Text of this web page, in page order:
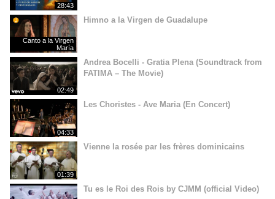
28:43
Canto a la Virgen
María
Himno a la Virgen de Guadalupe
02:49
Andrea Bocelli - Gratia Plena (Soundtrack from
FATIMA – The Movie)
04:33
Les Choristes - Ave Maria (En Concert)
01:39
Vienne la rosée par les frères dominicains
Tu es le Roi des Rois by CJMM (official Video)